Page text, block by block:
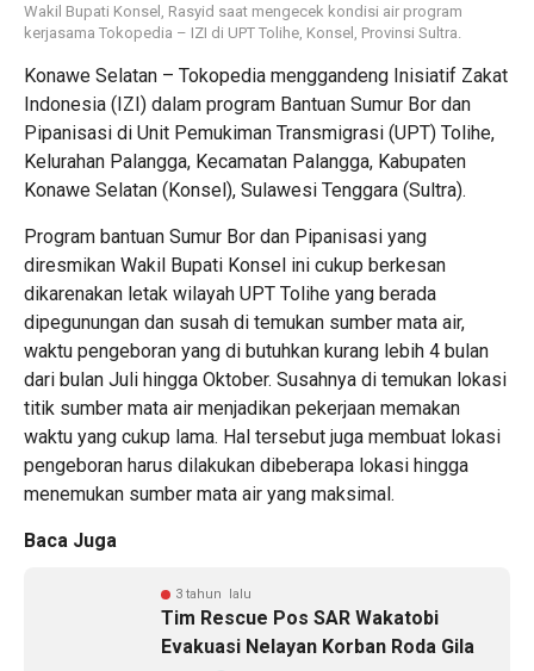
Wakil Bupati Konsel, Rasyid saat mengecek kondisi air program
kerjasama Tokopedia – IZI di UPT Tolihe, Konsel, Provinsi Sultra.
Konawe Selatan – Tokopedia menggandeng Inisiatif Zakat
Indonesia (IZI) dalam program Bantuan Sumur Bor dan
Pipanisasi di Unit Pemukiman Transmigrasi (UPT) Tolihe,
Kelurahan Palangga, Kecamatan Palangga, Kabupaten
Konawe Selatan (Konsel), Sulawesi Tenggara (Sultra).
Program bantuan Sumur Bor dan Pipanisasi yang
diresmikan Wakil Bupati Konsel ini cukup berkesan
dikarenakan letak wilayah UPT Tolihe yang berada
dipegunungan dan susah di temukan sumber mata air,
waktu pengeboran yang di butuhkan kurang lebih 4 bulan
dari bulan Juli hingga Oktober. Susahnya di temukan lokasi
titik sumber mata air menjadikan pekerjaan memakan
waktu yang cukup lama. Hal tersebut juga membuat lokasi
pengeboran harus dilakukan dibeberapa lokasi hingga
menemukan sumber mata air yang maksimal.
Baca Juga
3 tahun lalu
Tim Rescue Pos SAR Wakatobi
Evakuasi Nelayan Korban Roda Gila